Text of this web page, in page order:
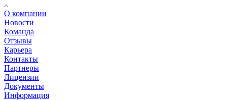
О компании
Новости
Команда
Отзывы
Карьера
Контакты
Партнеры
Лицензии
Документы
Информация